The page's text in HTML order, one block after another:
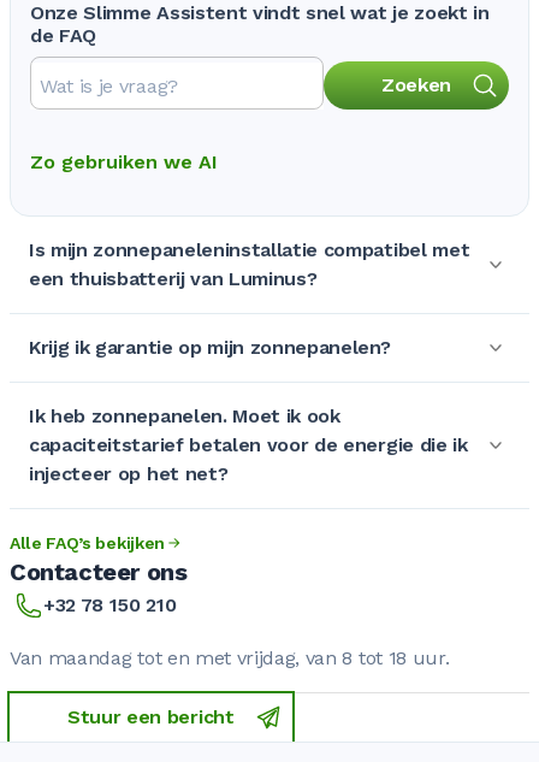
Onze Slimme Assistent vindt snel wat je zoekt in
de FAQ
Zoeken
Zo gebruiken we AI
Is mijn zonnepaneleninstallatie compatibel met
een thuisbatterij van Luminus?
Krijg ik garantie op mijn zonnepanelen?
Ik heb zonnepanelen. Moet ik ook
capaciteitstarief betalen voor de energie die ik
injecteer op het net?
Alle FAQ’s bekijken
Contacteer ons
+32 78 150 210
Van maandag tot en met vrijdag, van 8 tot 18 uur.
Stuur een bericht